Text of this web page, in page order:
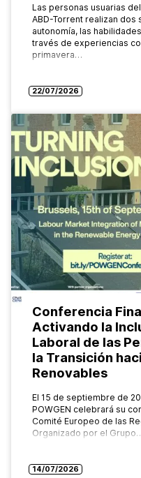
Las personas usuarias
ABD-Torrent realizan dos
autonomía, las
través de experiencias
primavera…
22/07/2026
Conferencia
Activando la
Laboral de las
la Transición
Renovables
El 15 de septiembre de
POWGEN celebrará su
Comité Europeo de las
Organizado por el
14/07/2026